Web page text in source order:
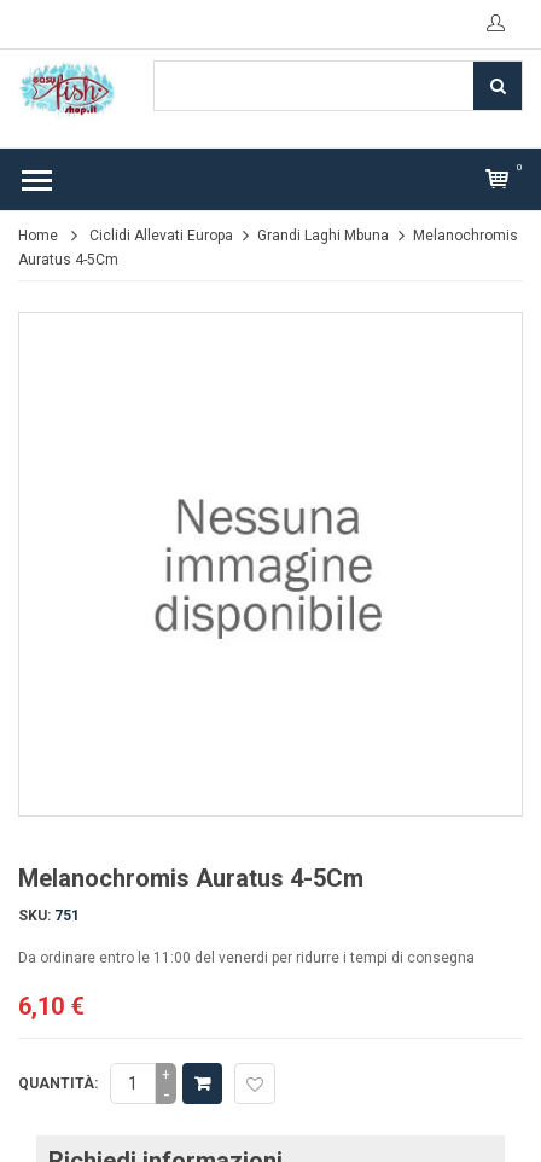
0
Home Ciclidi Allevati Europa Grandi Laghi Mbuna
Melanochromis
Auratus 4-5Cm
Melanochromis Auratus 4-5Cm
SKU: 751
Da ordinare entro le 11:00 del venerdi per ridurre i tempi di consegna
6,10 €
QUANTITÀ: +
-